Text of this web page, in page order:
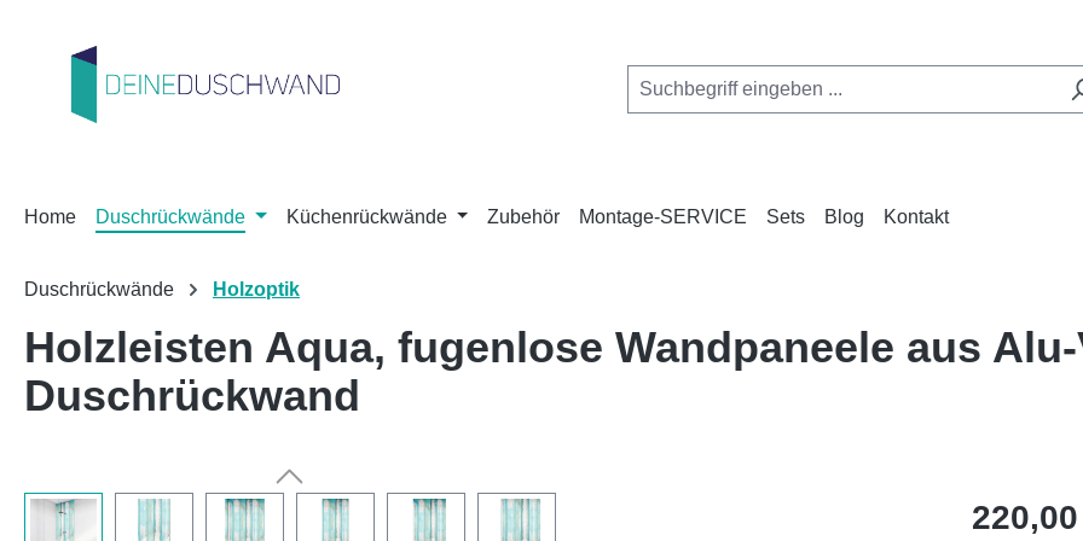
Home Duschrückwände Küchenrückwände Zubehör Montage-SERVICE Sets Blog Kontakt
Duschrückwände Holzoptik
Holzleisten Aqua, fugenlose Wandpaneele aus
Duschrückwand
Regulärer